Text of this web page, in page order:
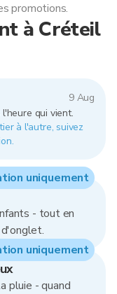
à Créteil
9 Aug
qui vient.
à l'autre, suivez
Aug 2026
promotions.
- tout en
uniquement
pluie - quand
uniquement